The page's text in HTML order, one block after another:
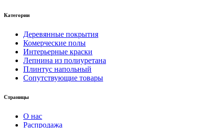
Категории
Деревянные покрытия
Комерческие полы
Интерьерные краски
Лепнина из полиуретана
Плинтус напольный
Сопутствующие товары
Страницы
О нас
Распродажа